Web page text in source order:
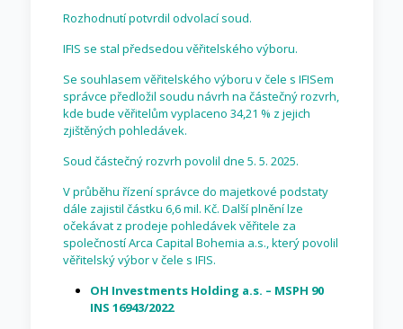
Rozhodnutí potvrdil odvolací soud.
IFIS se stal předsedou věřitelského výboru.
Se souhlasem věřitelského výboru v čele s IFISem
správce předložil soudu návrh na částečný rozvrh,
kde bude věřitelům vyplaceno 34,21 % z jejich
zjištěných pohledávek.
Soud částečný rozvrh povolil dne 5. 5. 2025.
V průběhu řízení správce do majetkové podstaty
dále zajistil částku 6,6 mil. Kč. Další plnění lze
očekávat z prodeje pohledávek věřitele za
společností Arca Capital Bohemia a.s., který povolil
věřitelský výbor v čele s IFIS.
OH Investments Holding a.s. – MSPH 90
INS 16943/2022